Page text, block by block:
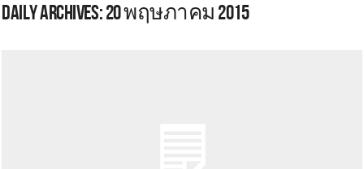
DAILY ARCHIVES:20 พฤษภาคม 2015